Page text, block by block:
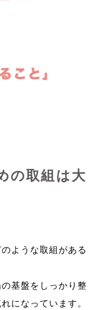
の取組は大
ような取組がある
基盤をしっかり整
になっています。